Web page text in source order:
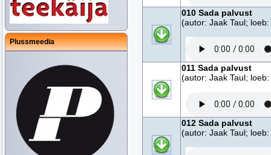
Plussmeedia
010 Sada palvust
(autor: Jaak Taul;
011 Sada palvust
(autor: Jaak Taul;
012 Sada palvust
(autor: Jaak Taul;